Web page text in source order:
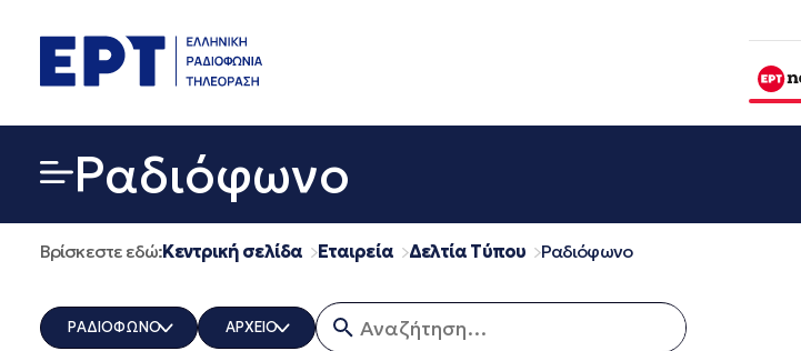
περιεχόμενο
Ραδιόφωνο
Βρίσκεστε εδώ:Κεντρική σελίδα Εταιρεία Δελτία Τύπου Ραδιόφωνο
ΡΑΔΙΟΦΩΝΟ ΑΡΧΕΙΟ Αναζήτηση για: